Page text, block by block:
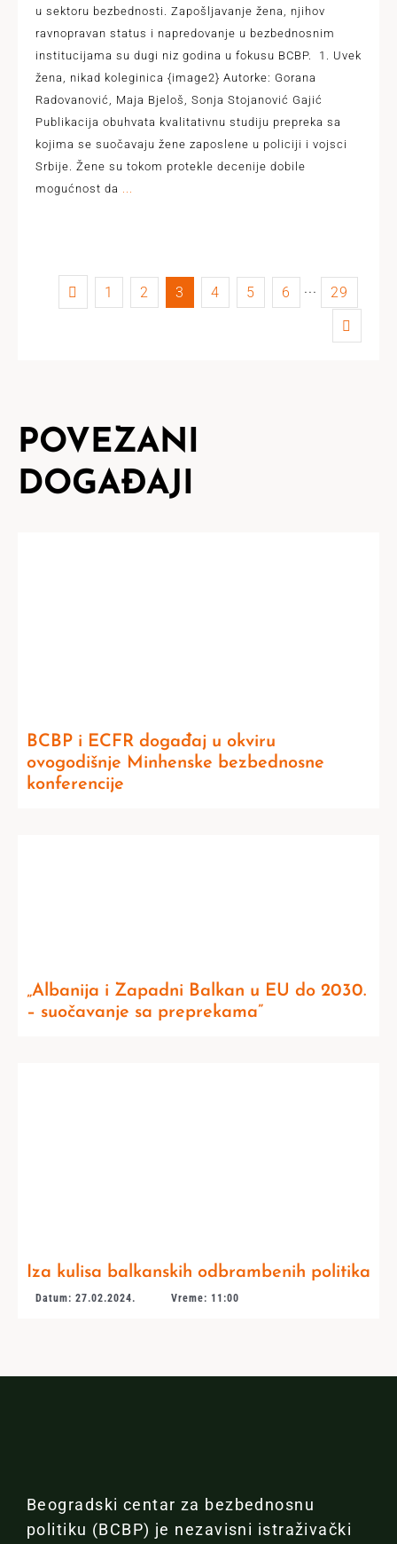
u sektoru bezbednosti. Zapošljavanje žena, njihov
ravnopravan status i napredovanje u bezbednosnim
institucijama su dugi niz godina u fokusu BCBP. 1. Uvek
žena, nikad koleginica {image2} Autorke: Gorana
Radovanović, Maja Bjeloš, Sonja Stojanović Gajić
Publikacija obuhvata kvalitativnu studiju prepreka sa
kojima se suočavaju žene zaposlene u policiji i vojsci
Srbije. Žene su tokom protekle decenije dobile
mogućnost da ...
1 2 3 4 5 6 ··· 29
POVEZANI
DOGAĐAJI
BCBP i ECFR događaj u okviru
ovogodišnje Minhenske bezbednosne
konferencije
„Albanija i Zapadni Balkan u EU do 2030.
– suočavanje sa preprekama”
Iza kulisa balkanskih odbrambenih politika
Datum: 27.02.2024. Vreme: 11:00
Beogradski centar za bezbednosnu
politiku (BCBP) je nezavisni istraživački